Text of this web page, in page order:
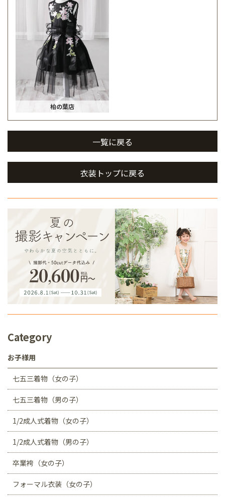
柏の葉店
一覧に戻る
衣装トップに戻る
Category
お子様用
七五三着物（女の子）
七五三着物（男の子）
1/2成人式着物（女の子）
1/2成人式着物（男の子）
卒業袴（女の子）
フォーマル衣装（女の子）